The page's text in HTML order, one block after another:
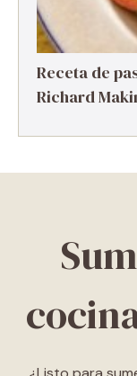
Receta de
Richard